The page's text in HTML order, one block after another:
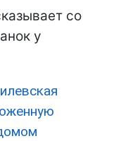
со
у